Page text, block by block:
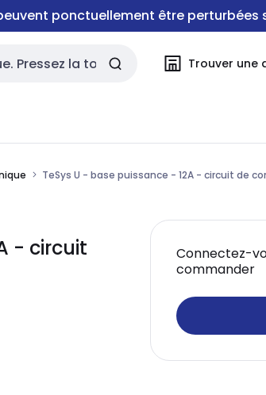
ponctuellement être perturbées
Trouver une
TeSys U - base puissance - 12A - circuit de
- circuit
Connectez-
commander